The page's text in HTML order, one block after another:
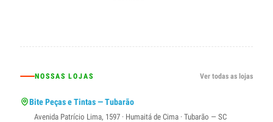
NOSSAS LOJAS Ver todas as lojas
Bite Peças e Tintas — Tubarão
Avenida Patrício Lima, 1597 · Humaitá de Cima · Tubarão — SC